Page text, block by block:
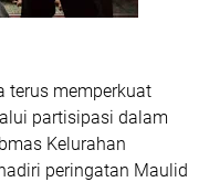
terus memperkuat
partisipasi dalam
Kelurahan
peringatan Maulid